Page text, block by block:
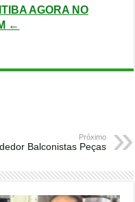
AGORA NO
←
Próximo
Balconistas Peças